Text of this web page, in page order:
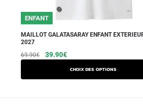
ENFANT
MAILLOT GALATASARAY ENFANT
2027
69.90€
Le
39.90€Le
Choix des options
Ce
produit
a